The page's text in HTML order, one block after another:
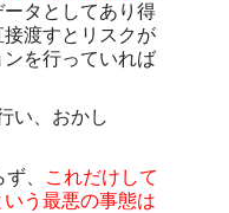
ータとしてあり得
渡すとリスクが
を行っていれば
い、おかし
、
これだけして
う最悪の事態は